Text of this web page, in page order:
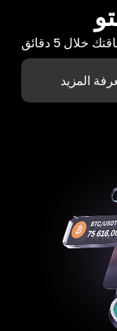
5 دقائق
المزيد